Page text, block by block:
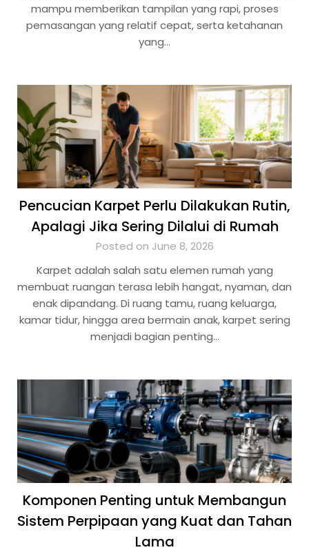
mampu memberikan tampilan yang rapi, proses
pemasangan yang relatif cepat, serta ketahanan
yang…
Pencucian Karpet Perlu Dilakukan Rutin,
Apalagi Jika Sering Dilalui di Rumah
Posted on June 8, 2026
Karpet adalah salah satu elemen rumah yang
membuat ruangan terasa lebih hangat, nyaman, dan
enak dipandang. Di ruang tamu, ruang keluarga,
kamar tidur, hingga area bermain anak, karpet sering
menjadi bagian penting…
Komponen Penting untuk Membangun
Sistem Perpipaan yang Kuat dan Tahan
Lama